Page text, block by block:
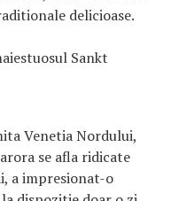
delicioase.
Sankt
Venetia Nordului,
se afla ridicate
a impresionat-o